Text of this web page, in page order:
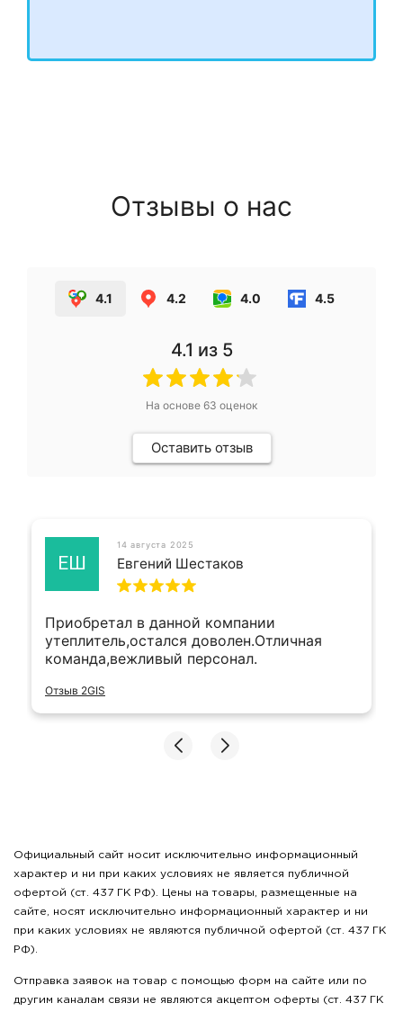
Отзывы о нас
4.1 4.2 4.0 4.5
4.1 из 5
На основе 63 оценок
Оставить отзыв
ЕШ
14 августа 2025
Евгений Шестаков
Приобретал в данной компании
утеплитель,остался доволен.Отличная
команда,вежливый персонал.
Отзыв 2GIS
Официальный сайт носит исключительно информационный
характер и ни при каких условиях не является публичной
офертой (ст. 437 ГК РФ). Цены на товары, размещенные на
сайте, носят исключительно информационный характер и ни
при каких условиях не являются публичной офертой (ст. 437 ГК
РФ).
Отправка заявок на товар с помощью форм на сайте или по
другим каналам связи не являются акцептом оферты (ст. 437 ГК